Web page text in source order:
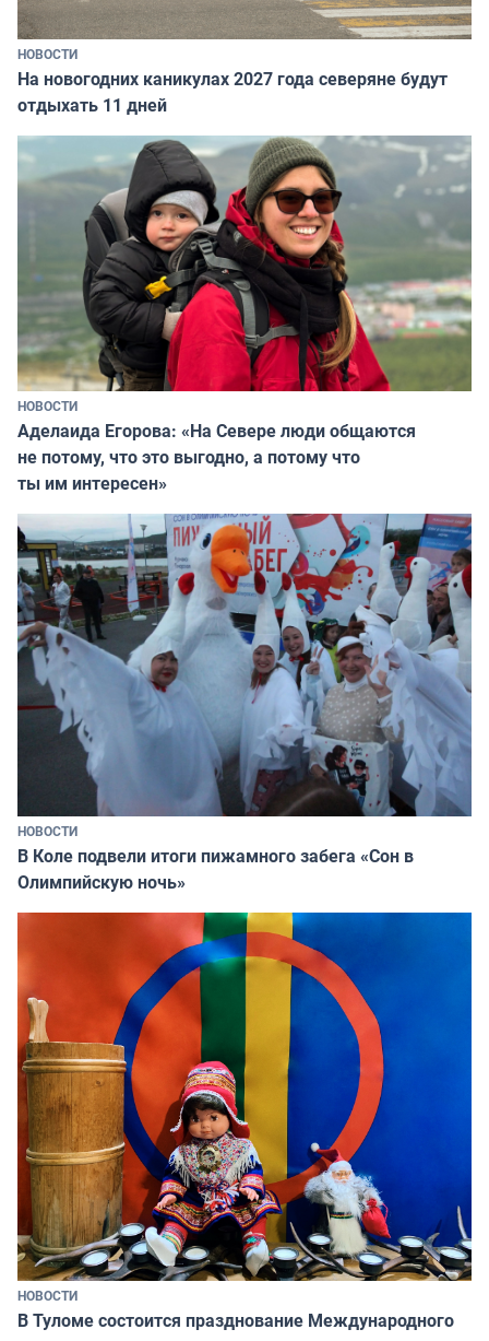
НОВОСТИ
На новогодних каникулах 2027 года северяне будут
отдыхать 11 дней
НОВОСТИ
Аделаида Егорова: «На Севере люди общаются
не потому, что это выгодно, а потому что
ты им интересен»
НОВОСТИ
В Коле подвели итоги пижамного забега «Сон в
Олимпийскую ночь»
НОВОСТИ
В Туломе состоится празднование Международного